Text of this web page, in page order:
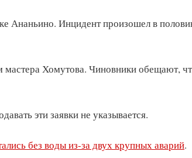
Ананьино. Инцидент произошел в
мастера Хомутова. Чиновники обещают,
эти заявки не указывается.
без воды из-за двух крупных аварий.